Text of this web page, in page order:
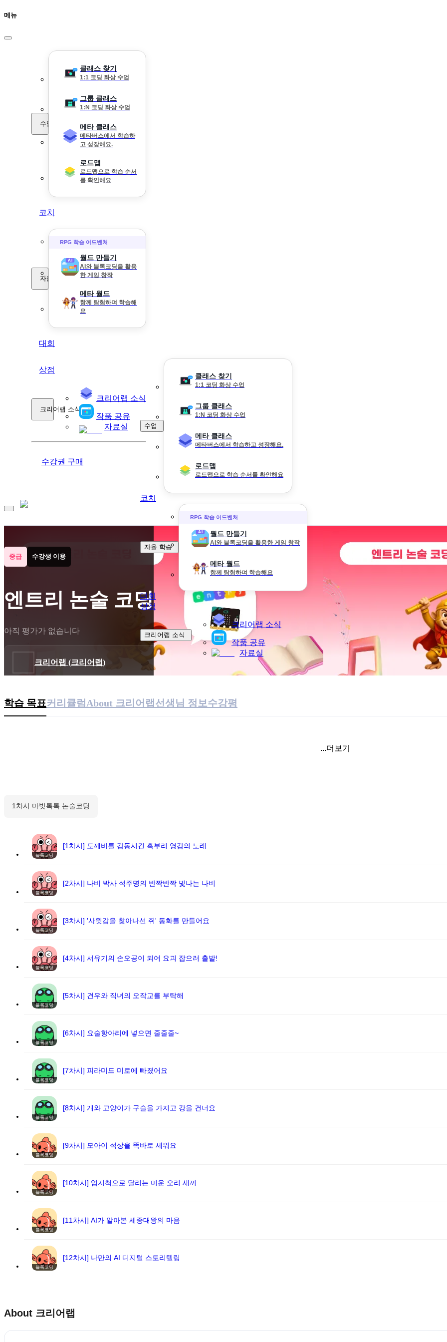
메뉴
수업
클래스 찾기
1:1 코딩 화상 수업
그룹 클래스
1:N 코딩 화상 수업
메타 클래스
메타버스에서 학습하
고 성장해요.
로드맵
로드맵으로 학습 순서
를 확인해요
코치
자율 학습
RPG 학습 어드벤처
월드 만들기
AI와 블록코딩을 활용
한 게임 창작
메타 월드
함께 탐험하며 학습해
요
대회
상점
크리어랩 소식
크리어랩 소식
작품 공유
자료실
수강권 구매
수업
클래스 찾기
1:1 코딩 화상 수업
그룹 클래스
1:N 코딩 화상 수업
메타 클래스
메타버스에서 학습하고 성장해요.
로드맵
로드맵으로 학습 순서를 확인해요
코치
자율 학습
RPG 학습 어드벤처
월드 만들기
AI와 블록코딩을 활용한 게임 창작
메타 월드
함께 탐험하며 학습해요
대회
상점
크리어랩 소식
크리어랩 소식
작품 공유
자료실
중급 수강생 이용
엔트리 논술 코딩
아직 평가가 없습니다
크리어랩 (크리어랩)
학습 목표커리큘럼 About 크리어랩 선생님 정보수강평
...더보기
1차시 마빗톡톡 논술코딩
블록코딩
[1차시] 도깨비를 감동시킨 혹부리 영감의 노래
블록코딩
[2차시] 나비 박사 석주명의 반짝반짝 빛나는 나비
블록코딩
[3차시] '사윗감을 찾아나선 쥐' 동화를 만들어요
블록코딩
[4차시] 서유기의 손오공이 되어 요괴 잡으러 출발!
블록코딩
[5차시] 견우와 직녀의 오작교를 부탁해
블록코딩
[6차시] 요술항아리에 넣으면 줄줄줄~
블록코딩
[7차시] 피라미드 미로에 빠졌어요
블록코딩
[8차시] 개와 고양이가 구슬을 가지고 강을 건너요
블록코딩
[9차시] 모아이 석상을 똑바로 세워요
블록코딩
[10차시] 엄지척으로 달리는 미운 오리 새끼
블록코딩
[11차시] AI가 알아본 세종대왕의 마음
블록코딩
[12차시] 나만의 AI 디지털 스토리텔링
About 크리어랩